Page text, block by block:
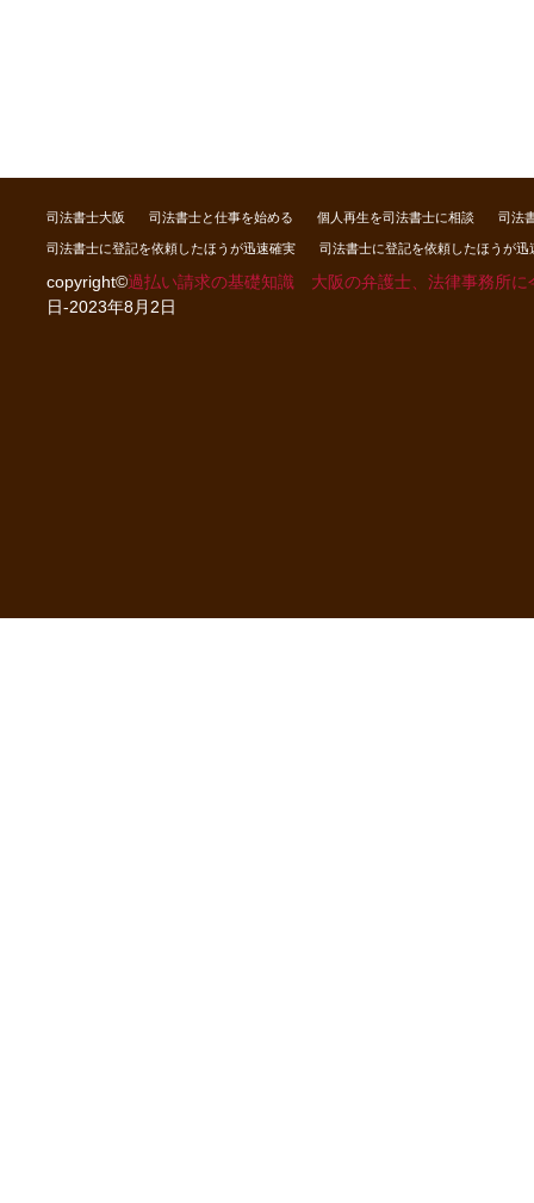
司法書士大阪 司法書士と仕事を始める 個人再生を司法書士に相談 司法
司法書士に登記を依頼したほうが迅速確実 司法書士に登記を依頼したほうが迅
copyright©過払い請求の基礎知識 大阪の弁護士、法律事務所
日-2023年8月2日